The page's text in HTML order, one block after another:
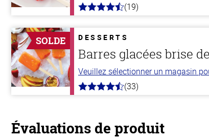
4.8
5
stars
(19)
SOLDE DESSERTS
Barres glacées brise
Veuillez sélectionner un magasin
4.8
(33)
Évaluations de produit